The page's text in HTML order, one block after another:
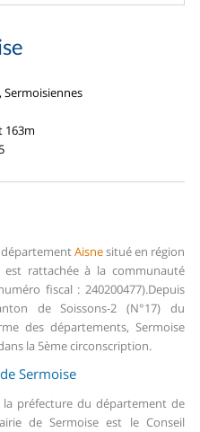
Sermoisiennes
163m
départementAisnesitué en région
est rattachée à la communauté
fiscal : 240200477).Depuis
de Soissons-2 (N°17) du
des départements, Sermoise
la 5ème circonscription.
Sermoise
préfecture du département de
de Sermoise est le Conseil